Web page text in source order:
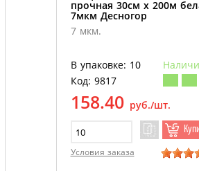
прочная 30см х 200м
7мкм Десногор
7 мкм.
В упаковке: 10
Код: 9817
158.40 руб./шт.
Условия заказа